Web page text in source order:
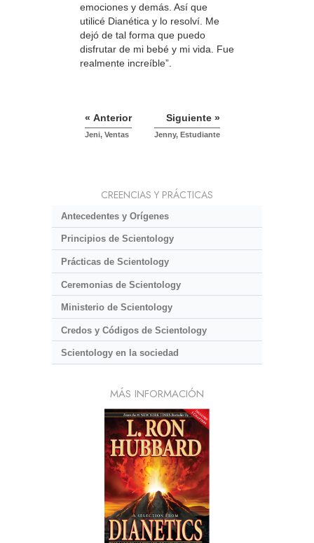
emociones y demás. Así que
utilicé Dianética y lo resolví. Me
dejó de tal forma que puedo
disfrutar de mi bebé y mi vida. Fue
realmente increíble”.
« Anterior
Jeni, Ventas
Siguiente »
Jenny, Estudiante
CREENCIAS Y PRÁCTICAS
Antecedentes y Orígenes
Principios de Scientology
Prácticas de Scientology
Ceremonias de Scientology
Ministerio de Scientology
Credos y Códigos de Scientology
Scientology en la sociedad
MÁS INFORMACIÓN